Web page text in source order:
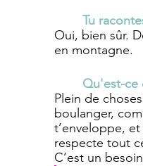
Tu
Oui, bien sûr.
en montagne.
Qu'est-ce
Plein de
boulanger,
t’enveloppe,
respecte tout
C’est un